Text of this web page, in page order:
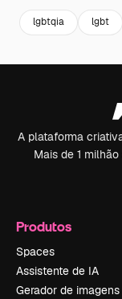
lgbtqia lgbt
A plataforma
Mais de 1
Produtos
Spaces
Assistente de IA
Gerador de imagens